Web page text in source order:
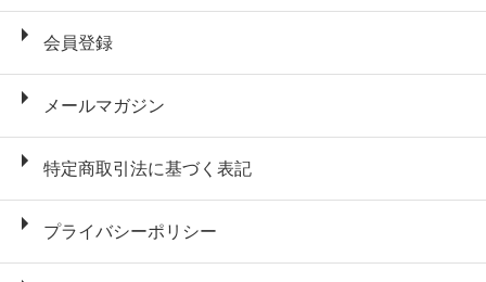
会員登録
メールマガジン
特定商取引法に基づく表記
プライバシーポリシー